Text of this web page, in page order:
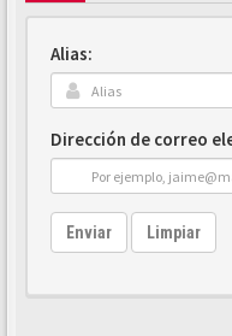
Alias:
Dirección de correo
Enviar Limpiar